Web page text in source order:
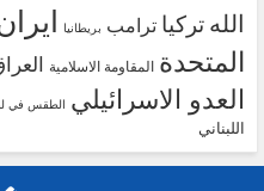
الله تركيا ترامب بريطانيا
المتحدة
المقاومة الاسلامية
العدو الاسرائيلي الطقس في
اللبناني